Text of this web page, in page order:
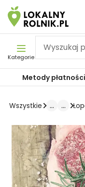
Pomiń nawigację
Kategorie
Metody płatności
Wszystkie ... ...